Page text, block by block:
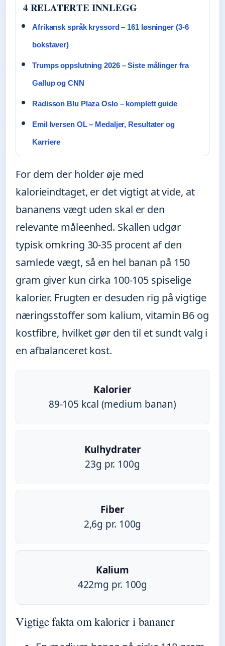
4 RELATERTE INNLEGG
Afrikansk språk kryssord – 161 løsninger (3-6
bokstaver)
Trumps oppslutning 2026 – Siste målinger fra
Gallup og CNN
Radisson Blu Plaza Oslo – komplett guide
Emil Iversen OL – Medaljer, Resultater og
Karriere
For dem der holder øje med
kalorieindtaget, er det vigtigt at vide, at
bananens vægt uden skal er den
relevante måleenhed. Skallen udgør
typisk omkring 30-35 procent af den
samlede vægt, så en hel banan på 150
gram giver kun cirka 100-105 spiselige
kalorier. Frugten er desuden rig på vigtige
næringsstoffer som kalium, vitamin B6 og
kostfibre, hvilket gør den til et sundt valg i
en afbalanceret kost.
Kalorier
89-105 kcal (medium banan)
Kulhydrater
23g pr. 100g
Fiber
2,6g pr. 100g
Kalium
422mg pr. 100g
Vigtige fakta om kalorier i bananer